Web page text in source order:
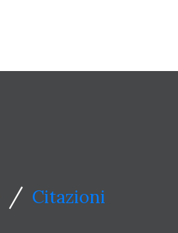
/ Citazioni